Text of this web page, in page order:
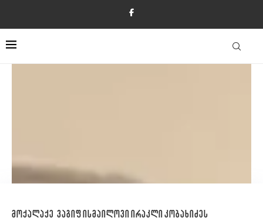
მოქალაქე ვაგიფ ისმაილოვი ირაკლი კობახიძეს